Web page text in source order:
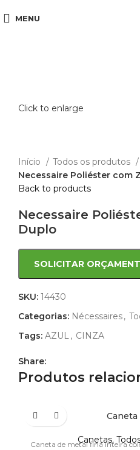
MENU
Click to enlarge
Início
Todos os produtos
Necessaire Poliéster com
Back to products
Necessaire
Duplo
SOLICITAR
SKU: 14430
Categorias: Nécessaires,
Tags: AZUL, CINZA
Share:
Produtos
Caneta
Canetas,
Caneta de metal fina inteira